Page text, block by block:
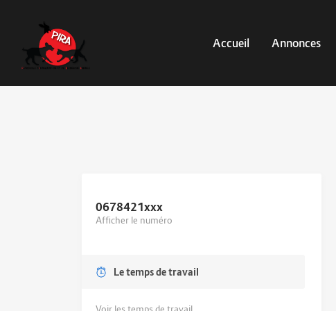
Accueil Annonces
0678421xxx
Afficher le numéro
Le temps de travail